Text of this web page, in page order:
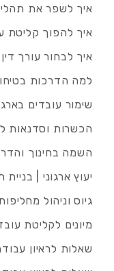
איך לשפר את
איך להפוך קליטת
איך לבחור עורך
למה הדרכות
שימור עובדים
הכשרות וסדנאות
השמה בחינוך
יעוץ ארגוני | בניית
גיוס וניהול
מיונים לקליטת
שאלות לראיון